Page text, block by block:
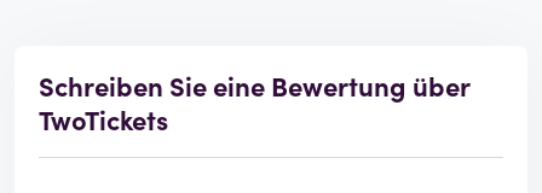
Schreiben Sie eine Bewertung über
TwoTickets